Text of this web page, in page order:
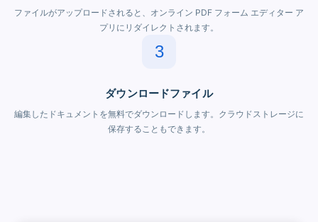
ファイルがアップロードされると、オンライン PDF フォーム エディター ア
プリにリダイレクトされます。
3
ダウンロードファイル
編集したドキュメントを無料でダウンロードします。クラウドストレージに
保存することもできます。